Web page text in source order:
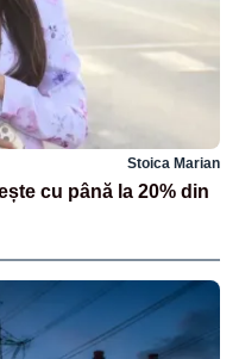
Stoica Marian
cu până la 20% din